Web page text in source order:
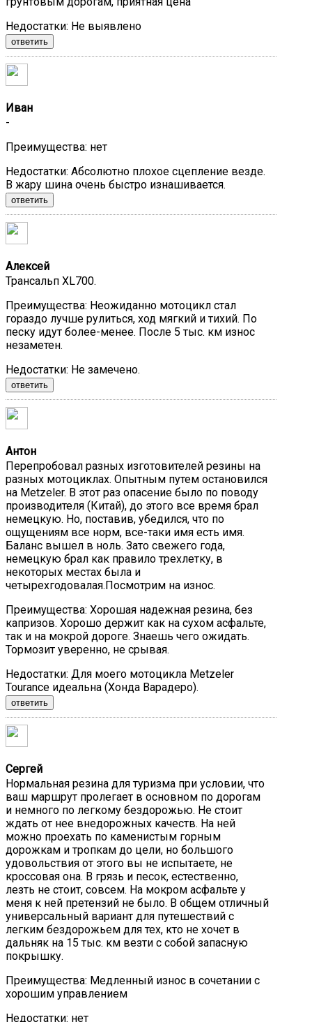
Недостатки: Не выявлено
ответить
Иван
-
Преимущества: нет
Недостатки: Абсолютно плохое сцепление везде.
В жару шина очень быстро изнашивается.
ответить
Алексей
Трансальп XL700.
Преимущества: Неожиданно мотоцикл стал
гораздо лучше рулиться, ход мягкий и тихий. По
песку идут более-менее. После 5 тыс. км износ
незаметен.
Недостатки: Не замечено.
ответить
Антон
Перепробовал разных изготовителей резины на
разных мотоциклах. Опытным путем остановился
на Metzeler. В этот раз опасение было по поводу
производителя (Китай), до этого все время брал
немецкую. Но, поставив, убедился, что по
ощущениям все норм, все-таки имя есть имя.
Баланс вышел в ноль. Зато свежего года,
немецкую брал как правило трехлетку, в
некоторых местах была и
четырехгодовалая.Посмотрим на износ.
Преимущества: Хорошая надежная резина, без
капризов. Хорошо держит как на сухом асфальте,
так и на мокрой дороге. Знаешь чего ожидать.
Тормозит уверенно, не срывая.
Недостатки: Для моего мотоцикла Metzeler
Tourance идеальна (Хонда Варадеро).
ответить
Сергей
Нормальная резина для туризма при условии, что
ваш маршрут пролегает в основном по дорогам
и немного по легкому бездорожью. Не стоит
ждать от нее внедорожных качеств. На ней
можно проехать по каменистым горным
дорожкам и тропкам до цели, но большого
удовольствия от этого вы не испытаете, не
кроссовая она. В грязь и песок, естественно,
лезть не стоит, совсем. На мокром асфальте у
меня к ней претензий не было. В общем отличный
универсальный вариант для путешествий с
легким бездорожьем для тех, кто не хочет в
дальняк на 15 тыс. км везти с собой запасную
покрышку.
Преимущества: Медленный износ в сочетании с
хорошим управлением
Недостатки: нет